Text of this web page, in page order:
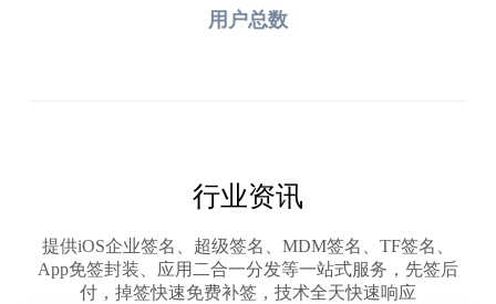
用户总数
行业资讯
提供iOS企业签名、超级签名、MDM签名、TF签名、
App免签封装、应用二合一分发等一站式服务，先签后
付，掉签快速免费补签，技术全天快速响应